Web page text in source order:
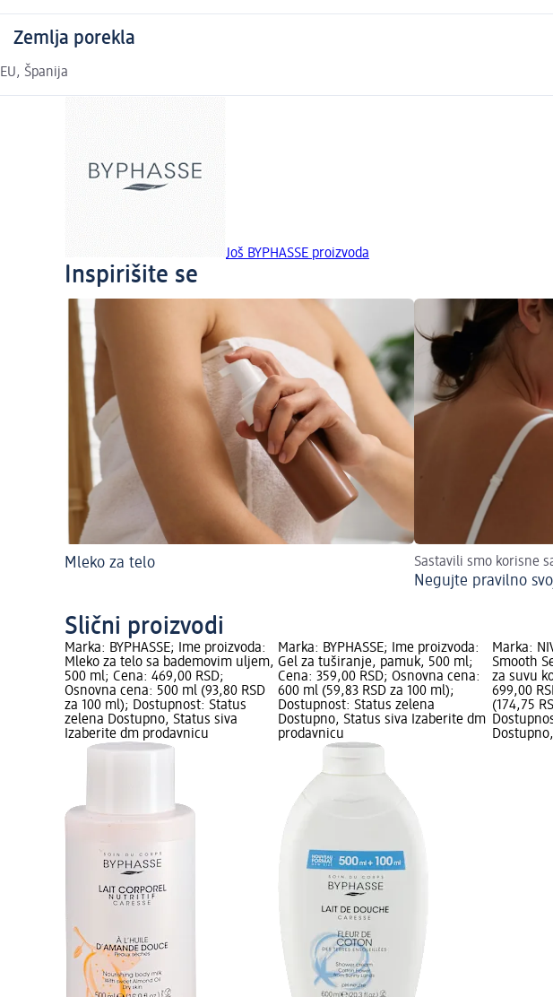
Zemlja porekla
EU, Španija
Još BYPHASSE proizvoda
Inspirišite se
Mleko za telo Sastavili smo korisne
Negujte pravilno
Slični proizvodi
Marka: BYPHASSE; Ime proizvoda:
Mleko za telo sa bademovim uljem,
500 ml; Cena: 469,00 RSD;
Osnovna cena: 500 ml (93,80 RSD
za 100 ml); Dostupnost: Status
zelena Dostupno, Status siva
Izaberite dm prodavnicu
Marka: BYPHASSE; Ime proizvoda:
Gel za tuširanje, pamuk, 500 ml;
Cena: 359,00 RSD; Osnovna cena:
600 ml (59,83 RSD za 100 ml);
Dostupnost: Status zelena
Dostupno, Status siva Izaberite dm
prodavnicu
Marka:
Smooth
za suvu
699,00
(174,75